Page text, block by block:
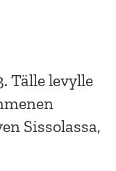
Tälle levylle
Sissolassa,